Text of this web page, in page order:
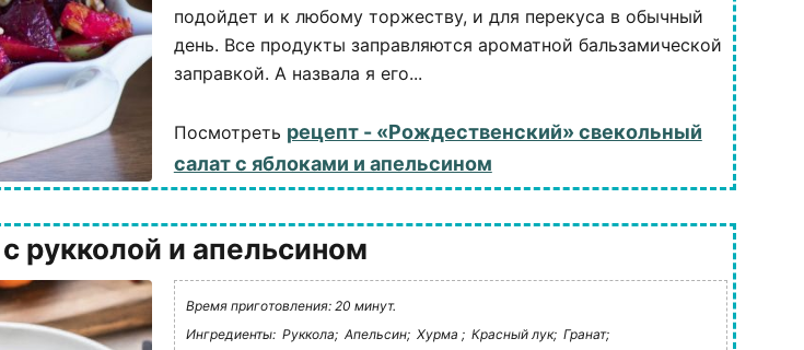
подойдет и к любому торжеству, и для перекуса в обычный
день. Все продукты заправляются ароматной бальзамической
заправкой. А назвала я его...
Посмотреть рецепт - «Рождественский» свекольный
салат с яблоками и апельсином
рукколой и апельсином
Время приготовления: 20 минут.
Ингредиенты: Руккола; Апельсин; Хурма ; Красный лук; Гранат;